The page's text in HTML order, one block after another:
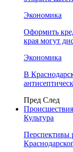
Экономика
Оформить
края могут
Экономика
В
Пред След
Происшествия
Культура
Перспективы